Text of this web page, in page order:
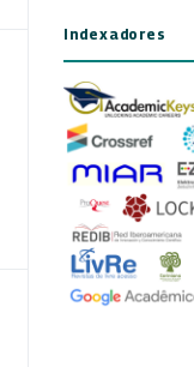
Indexadores